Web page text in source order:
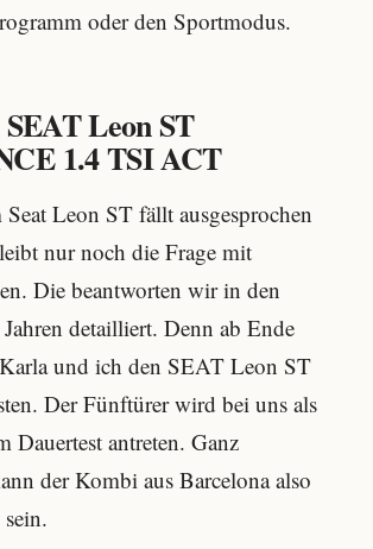
oder den Sportmodus.
Leon ST
1.4 TSI ACT
Seat Leon ST fällt ausgesprochen
nur noch die Frage mit
Die beantworten wir in den
detailliert. Denn ab Ende
und ich den SEAT Leon ST
Der Fünftürer wird bei uns als
Dauertest antreten. Ganz
der Kombi aus Barcelona also